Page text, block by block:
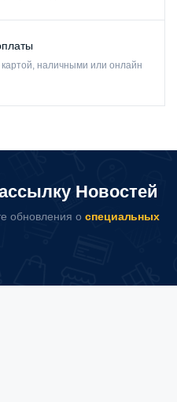
наличными или онлайн
Новостей
обновления о специальных